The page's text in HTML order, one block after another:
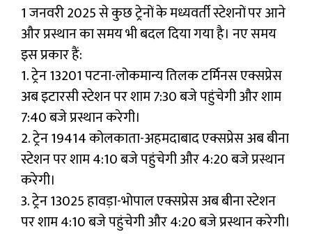
1 जनवरी 2025 से कुछ ट्रेनों के मध्यवर्ती स्टेशनों पर आने
और प्रस्थान का समय भी बदल दिया गया है। नए समय
इस प्रकार हैं:
1. ट्रेन 13201 पटना-लोकमान्य तिलक टर्मिनस एक्सप्रेस
अब इटारसी स्टेशन पर शाम 7:30 बजे पहुंचेगी और शाम
7:40 बजे प्रस्थान करेगी।
2. ट्रेन 19414 कोलकाता-अहमदाबाद एक्सप्रेस अब बीना
स्टेशन पर शाम 4:10 बजे पहुंचेगी और 4:20 बजे प्रस्थान
करेगी।
3. ट्रेन 13025 हावड़ा-भोपाल एक्सप्रेस अब बीना स्टेशन
पर शाम 4:10 बजे पहुंचेगी और 4:20 बजे प्रस्थान करेगी।